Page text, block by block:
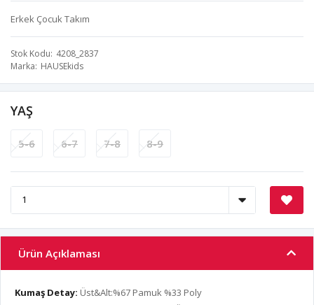
Erkek Çocuk Takım
Stok Kodu 4208_2837
Marka HAUSEkids
YAŞ
5-6 6-7 7-8 8-9
Ürün Açıklaması
Kumaş Detay: Üst&Alt:%67 Pamuk %33 Poly